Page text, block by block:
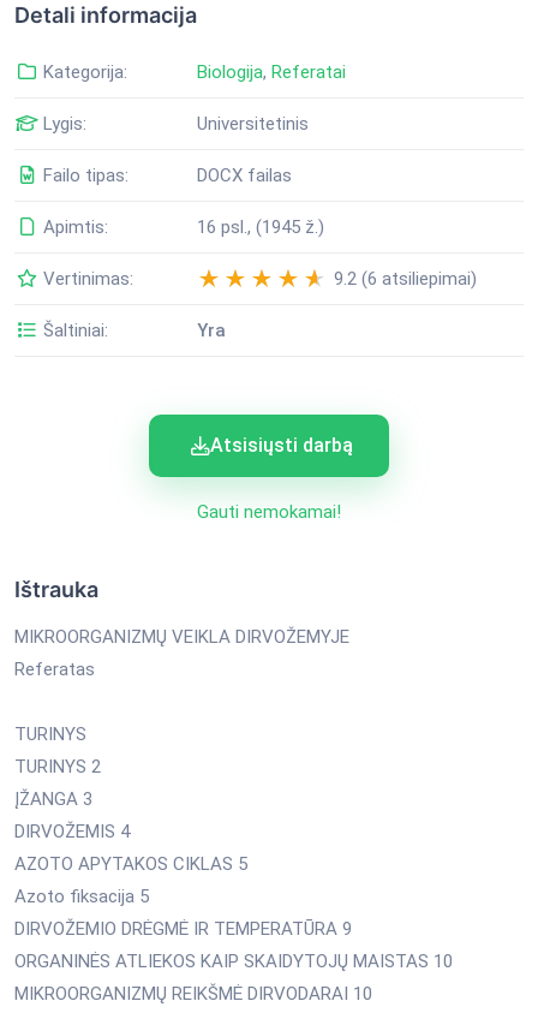
Detali informacija
Kategorija: Biologija, Referatai
Lygis: Universitetinis
Failo tipas: DOCX failas
Apimtis: 16 psl., (1945 ž.)
Vertinimas: 9.2 (6 atsiliepimai)
Šaltiniai: Yra
Atsisiųsti darbą
Gauti nemokamai!
Ištrauka
MIKROORGANIZMŲ VEIKLA DIRVOŽEMYJE
Referatas
TURINYS
TURINYS 2
ĮŽANGA 3
DIRVOŽEMIS 4
AZOTO APYTAKOS CIKLAS 5
Azoto fiksacija 5
DIRVOŽEMIO DRĖGMĖ IR TEMPERATŪRA 9
ORGANINĖS ATLIEKOS KAIP SKAIDYTOJŲ MAISTAS 10
MIKROORGANIZMŲ REIKŠMĖ DIRVODARAI 10